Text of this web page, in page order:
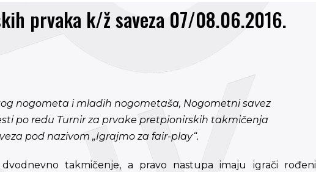
prvaka k/ž saveza 07/08.06.2016.
nogometa i mladih nogometaša, Nogometni savez
po redu Turnir za prvake pretpionirskih takmičenja
pod nazivom „Igrajmo za fair-play“.
takmičenje, a pravo nastupa imaju igrači rođeni